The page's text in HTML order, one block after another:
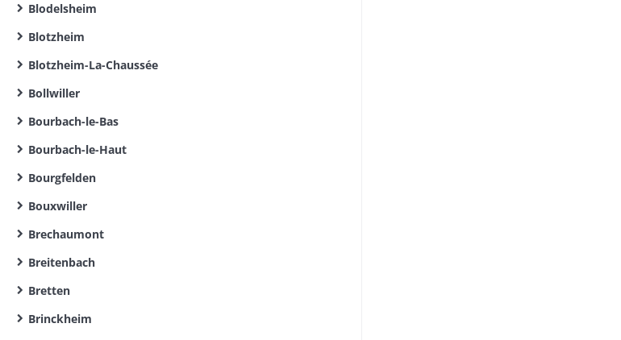
Blodelsheim
Blotzheim
Blotzheim-La-Chaussée
Bollwiller
Bourbach-le-Bas
Bourbach-le-Haut
Bourgfelden
Bouxwiller
Brechaumont
Breitenbach
Bretten
Brinckheim